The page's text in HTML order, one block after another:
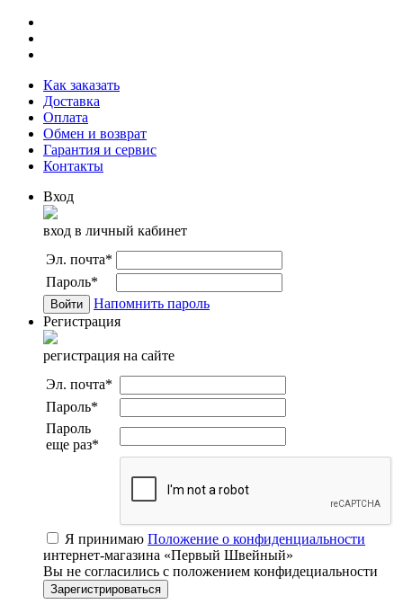
Как заказать
Доставка
Оплата
Обмен и возврат
Гарантия и сервис
Контакты
Вход
вход в личный кабинет
Эл. почта*
Пароль*
Напомнить пароль
Регистрация
регистрация на сайте
Эл. почта*
Пароль*
Пароль
еще раз*
Я принимаю Положение о конфиденциальности
интернет-магазина «Первый Швейный»
Вы не согласились с положением конфидециальности